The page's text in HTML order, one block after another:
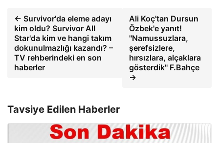
← Survivor'da eleme adayı
kim oldu? Survivor All
Star'da kim ve hangi takım
dokunulmazlığı kazandı? –
TV rehberindeki en son
haberler
Ali Koç'tan Dursun
Özbek'e yanıt!
''Namussuzlara,
şerefsizlere,
hırsızlara, alçaklara
gösterdik'' F.Bahçe
→
Tavsiye Edilen Haberler